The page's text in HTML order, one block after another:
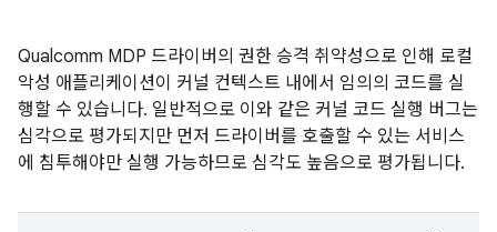
Qualcomm MDP 드라이버의 권한 승격 취약성으로 인해 로컬
악성 애플리케이션이 커널 컨텍스트 내에서 임의의 코드를 실
행할 수 있습니다. 일반적으로 이와 같은 커널 코드 실행 버그는
심각으로 평가되지만 먼저 드라이버를 호출할 수 있는 서비스
에 침투해야만 실행 가능하므로 심각도 높음으로 평가됩니다.